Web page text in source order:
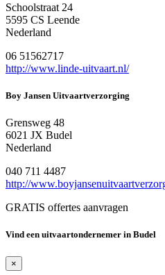
Schoolstraat 24
5595 CS Leende
Nederland
06 51562717
http://www.linde-uitvaart.nl/
Boy Jansen Uitvaartverzorging
Grensweg 48
6021 JX Budel
Nederland
040 711 4487
http://
GRATIS offertes aanvragen
Vind een uitvaartondernemer in Budel
×